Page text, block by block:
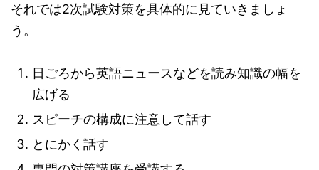
それでは2次試験対策を具体的に見ていきましょ
う。
日ごろから英語ニュースなどを読み知識の幅を
広げる
スピーチの構成に注意して話す
とにかく話す